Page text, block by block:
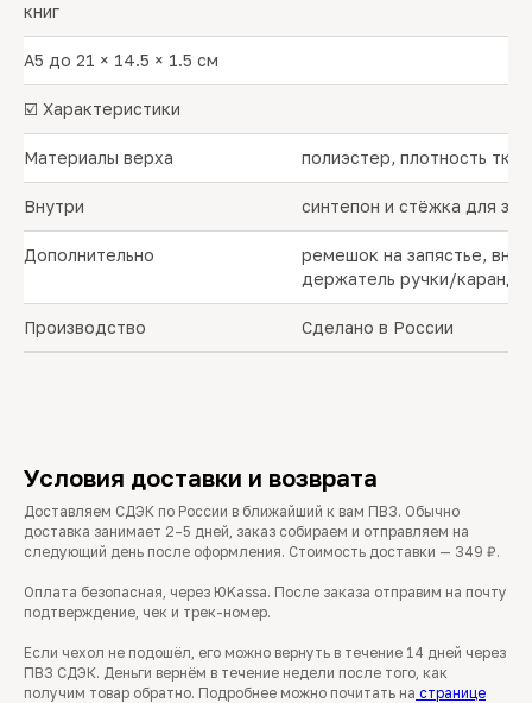
книг
А5 до 21 × 14.5 × 1.5 см
☑️ Характеристики
Материалы верха полиэстер, плотность
Внутри синтепон и стёжка для
Дополнительно
ремешок на запястье,
держатель ручки/
Производство Сделано в России
Условия доставки и возврата
Доставляем СДЭК по России в ближайший к вам ПВЗ. Обычно
доставка занимает 2–5 дней, заказ собираем и отправляем на
следующий день после оформления. Стоимость доставки — 349 ₽.
Оплата безопасная, через ЮKassa. После заказа отправим на почту
подтверждение, чек и трек-номер.
Если чехол не подошёл, его можно вернуть в течение 14 дней через
ПВЗ СДЭК. Деньги вернём в течение недели после того, как
получим товар обратно. Подробнее можно почитать на странице